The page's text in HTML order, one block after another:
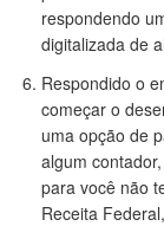
respondendo
digitalizada de
Respondido o
começar o
uma opção de
algum
para você não
Receita